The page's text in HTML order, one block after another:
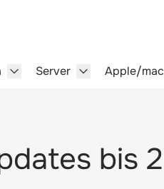
Server
Apple/
bis